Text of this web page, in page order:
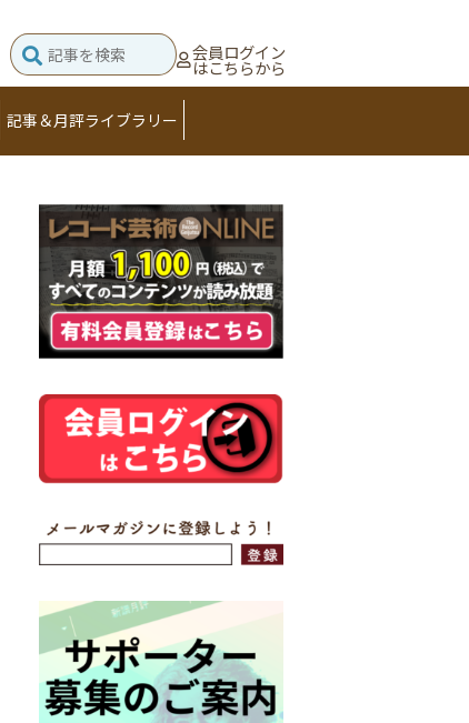
会員ログイン
はこちらから
記事＆月評ライブラリー